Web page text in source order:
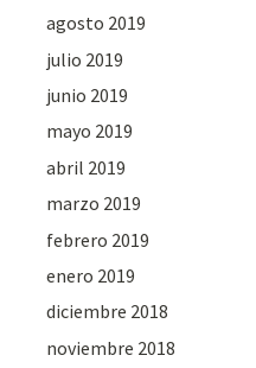
agosto 2019
julio 2019
junio 2019
mayo 2019
abril 2019
marzo 2019
febrero 2019
enero 2019
diciembre 2018
noviembre 2018